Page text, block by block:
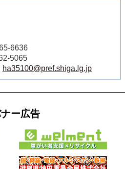
6636
5065
ha35100@pref.shiga.lg.jp
ー広告